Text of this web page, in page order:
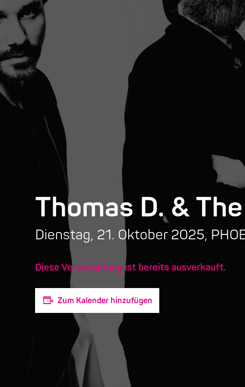
Thomas D. &
Dienstag, 21. Oktober 2025,
Diese Veranstaltung ist bereits ausverkauft.
Zum Kalender hinzufügen